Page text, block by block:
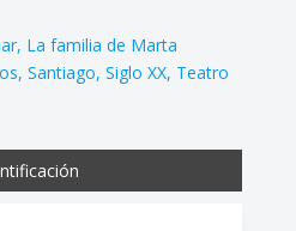
La familia de Marta
Santiago Siglo XX Teatro